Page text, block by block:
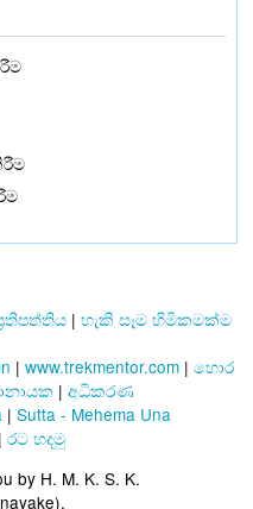
| හැකි සෑම හිමිකමක්ම
| www.trekmentor.com | හොර
| අධිකරණ
| Sutta - Mehema Una
| රට හදමු
by H. M. K. S. K.